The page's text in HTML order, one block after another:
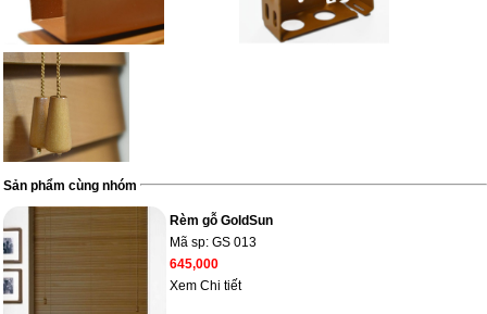
Sản phẩm cùng nhóm
Rèm gỗ GoldSun
Mã sp: GS 013
645,000
Xem Chi tiết